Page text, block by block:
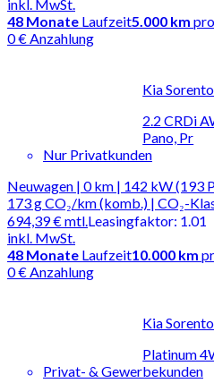
inkl. MwSt.
48 Monate Laufzeit5.000 km
0 € Anzahlung
Kia
2.2 CRDi
Pano, Pr
Nur Privatkunden
Neuwagen | 0 km | 142 kW (193
173 g CO₂/km (komb.) | CO₂-
694,39 €mtl.
inkl. MwSt.
Leasingfaktor: 1.01
48 Monate Laufzeit10.000 km
0 € Anzahlung
Kia
Platinum
Privat- & Gewerbekunden